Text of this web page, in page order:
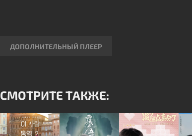
ДОПОЛНИТЕЛЬНЫЙ ПЛЕЕР
СМОТРИТЕ ТАКЖЕ: